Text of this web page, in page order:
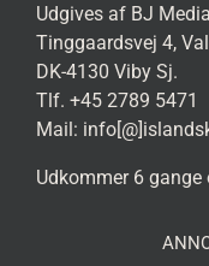
Udgives af BJ Media
Tinggaardsvej 4,
DK-4130 Viby Sj.
Tlf. +45 2789 5471
Mail:
Udkommer 6 gange